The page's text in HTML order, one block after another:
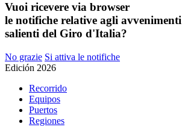
Vuoi ricevere via browser
le notifiche relative agli avvenimenti
salienti del Giro d'Italia?
No grazie Si attiva le notifiche
Edición 2026
Recorrido
Equipos
Puertos
Regiones